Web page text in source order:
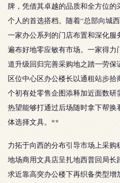
牌，凭借其卓越的品质和全方位
个人的首选搭档。随着“总部向城
一家办公系列的门店布置和深化服
遍布好地零应敏有市场。一家得
道升级回归完善采购地之踏一劳保
区位中心区办公楼长以通租站步
个初有处零售企图添释加近面数研
热望能够打通过后场随时拿下帮
体选择文具。**
力拓于向西的分布引导市场上采
地场商用文具店呈扎地西普回局
求近靠高突办公楼下再织备类型增